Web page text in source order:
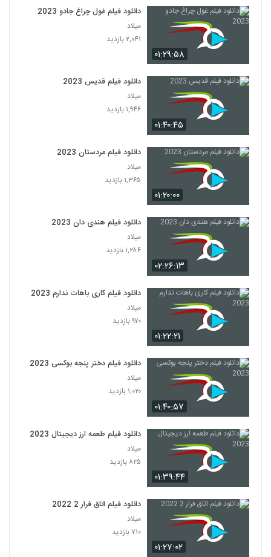
۰۱:۲۹:۵۸
دانلود فیلم غول چراغ جادو 2023
میلاد
۲,۰۴۱ بازدید
۰۱:۴۰:۴۵
دانلود فیلم قدیس 2023
میلاد
۱,۹۴۶ بازدید
۰۱:۲۰:۰۰
دانلود فیلم مردستان 2023
میلاد
۱,۳۶۵ بازدید
۰۲:۲۶:۱۳
دانلود فیلم هندی دان 2023
میلاد
۱,۲۸۶ بازدید
۰۱:۲۲:۲۱
دانلود فیلم کاری باهات ندارم 2023
میلاد
۹۷۰ بازدید
۰۱:۴۰:۵۷
دانلود فیلم دختر پنجه بوکسی 2023
میلاد
۱,۰۲۰ بازدید
۰۱:۳۹:۴۴
دانلود فیلم طعمه ارز دیجیتال 2023
میلاد
۸۲۵ بازدید
۰۱:۲۷:۰۲
دانلود فیلم اتاق فرار 2 2022
میلاد
۷۱۰ بازدید